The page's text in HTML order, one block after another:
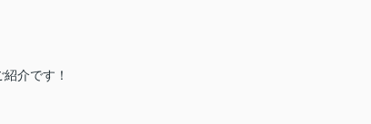
介です！